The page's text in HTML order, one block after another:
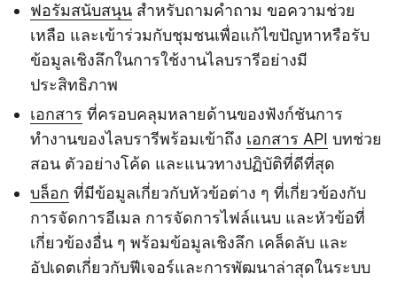
ฟอรัมสนับสนุน สำหรับถามคำถาม ขอความช่วย
เหลือ และเข้าร่วมกับชุมชนเพื่อแก้ไขปัญหาหรือรับ
ข้อมูลเชิงลึกในการใช้งานไลบรารีอย่างมี
ประสิทธิภาพ
เอกสาร ที่ครอบคลุมหลายด้านของฟังก์ชันการ
ทำงานของไลบรารีพร้อมเข้าถึง เอกสาร API บทช่วย
สอน ตัวอย่างโค้ด และแนวทางปฏิบัติที่ดีที่สุด
บล็อก ที่มีข้อมูลเกี่ยวกับหัวข้อต่าง ๆ ที่เกี่ยวข้องกับ
การจัดการอีเมล การจัดการไฟล์แนบ และหัวข้อที่
เกี่ยวข้องอื่น ๆ พร้อมข้อมูลเชิงลึก เคล็ดลับ และ
อัปเดตเกี่ยวกับฟีเจอร์และการพัฒนาล่าสุดในระบบ